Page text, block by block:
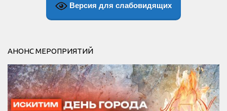
Версия для слабовидящих
АНОНС МЕРОПРИЯТИЙ